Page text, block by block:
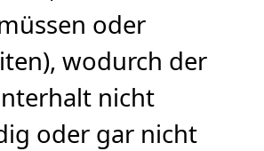
oder
wodurch der
nicht
oder gar nicht